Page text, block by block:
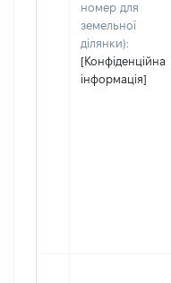
номер для
земельної
ділянки):
[Конфіденційна
інформація]